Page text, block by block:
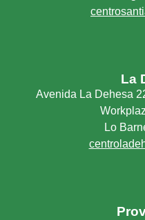
La
Avenida La Dehesa
Lo